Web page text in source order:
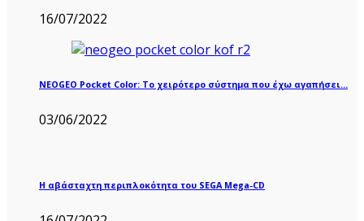
16/07/2022
NEOGEO Pocket Color: Το χειρότερο σύστημα που έχω αγαπήσει…
03/06/2022
Η αβάσταχτη περιπλοκότητα του SEGA Mega-CD